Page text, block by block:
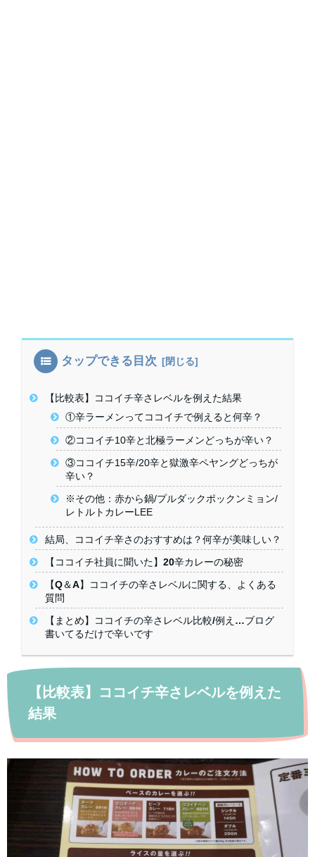
タップできる目次
【比較表】ココイチ辛さレベルを例えた結果
①辛ラーメンってココイチで例えると何辛？
②ココイチ10辛と北極ラーメンどっちが辛い？
③ココイチ15辛/20辛と獄激辛ペヤングどっちが
辛い？
※その他：赤から鍋/プルダックポックンミョン/
レトルトカレーLEE
結局、ココイチ辛さのおすすめは？何辛が美味しい？
【ココイチ社員に聞いた】20辛カレーの秘密
【Q＆A】ココイチの辛さレベルに関する、よくある
質問
【まとめ】ココイチの辛さレベル比較/例え…ブログ
書いてるだけで辛いです
【比較表】ココイチ辛さレベルを例えた
結果